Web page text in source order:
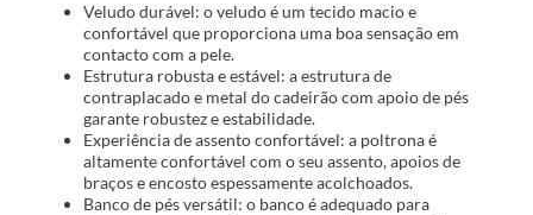
Veludo durável: o veludo é um tecido macio e
confortável que proporciona uma boa sensação em
contacto com a pele.
Estrutura robusta e estável: a estrutura de
contraplacado e metal do cadeirão com apoio de pés
garante robustez e estabilidade.
Experiência de assento confortável: a poltrona é
altamente confortável com o seu assento, apoios de
braços e encosto espessamente acolchoados.
Banco de pés versátil: o banco é adequado para